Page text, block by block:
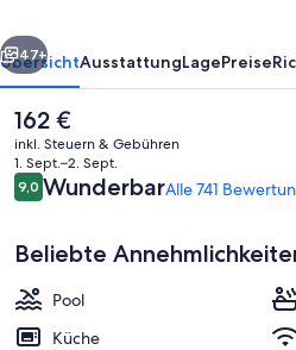
Weiter
47+
ÜbersichtAusstattungLagePreise
Der
aktuelle
Preis
beträgt
162 €.
162 €
inkl. Steuern & Gebühren
1. Sept.–2. Sept.
Bewertungen
9,09,0 von 10.
WunderbarAlle 741
Beliebte
Pool
Küche